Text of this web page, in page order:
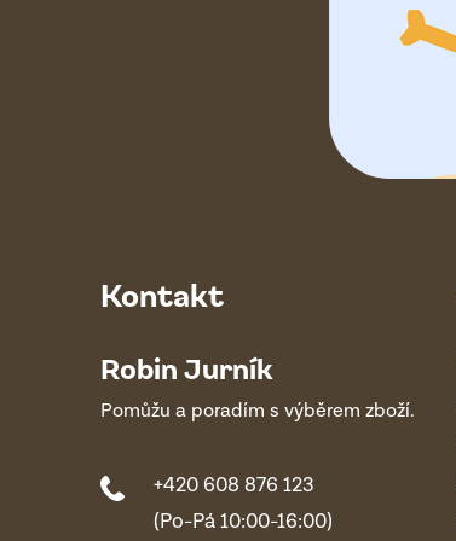
Kontakt
Robin Jurník
Pomůžu a poradím s výběrem zboží.
+420 608 876 123
(Po-Pá 10:00-16:00)